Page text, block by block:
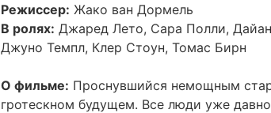
Режиссер: Жако ван Дормель
В ролях: Джаред Лето, Сара Полли,
Джуно Темпл, Клер Стоун, Томас Бирн
О фильме: Проснувшийся немощным
гротескном будущем. Все люди уже